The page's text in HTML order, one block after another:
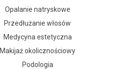
Opalanie natryskowe
Przedłużanie włosów
Medycyna estetyczna
Makijaż okolicznościowy
Podologia